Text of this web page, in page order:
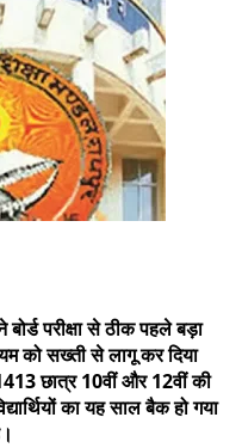
परीक्षा से ठीक पहले बड़ा
को सख्ती से लागू कर दिया
छात्र 10वीं और 12वीं की
का यह साल बैक हो गया